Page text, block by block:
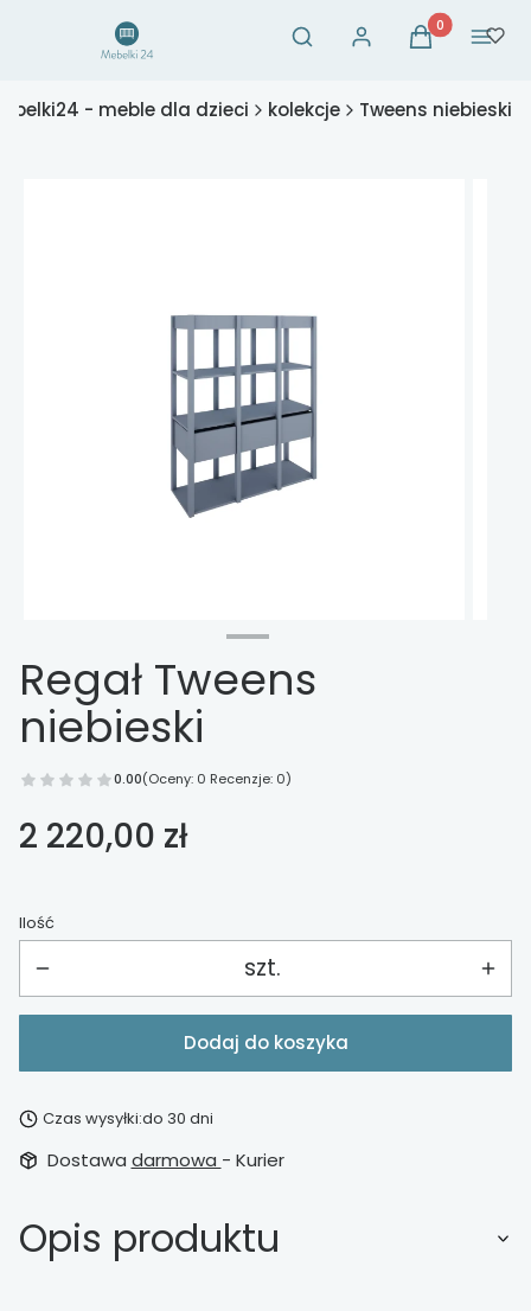
Otwórz wyszukiwarkę
Szukaj Zaloguj sięProdukty w
Koszyk Menu
- meble dla dzieci kolekcje Tweens niebieski
Regał Tweens
niebieski
0.00(Oceny: 0 Recenzje: 0)
Cena
2 220,00 zł
Ilość
szt.
Dodaj do koszyka
Czas wysyłki:do 30 dni
Dostawa darmowa - Kurier
Opis produktu